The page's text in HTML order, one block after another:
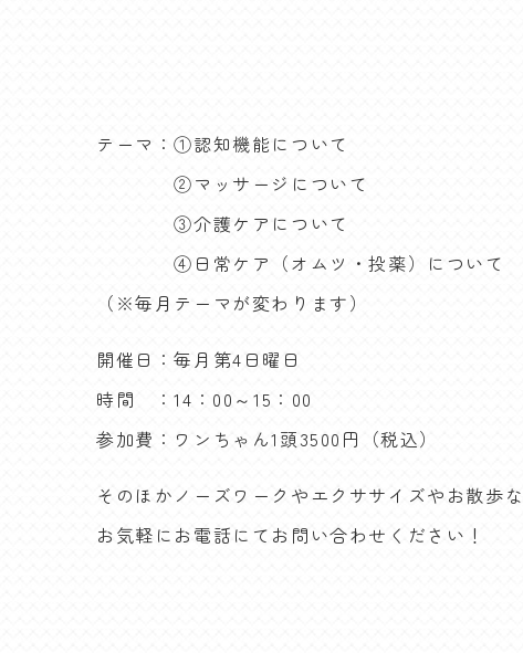
テーマ：①認知機能について
②マッサージについて
③介護ケアについて
④日常ケア（オムツ・投薬）について
（※毎月テーマが変わります）
開催日：毎月第4日曜日
時間 ：14：00～15：00
参加費：ワンちゃん1頭3500円（税込）
そのほかノーズワークやエクササイズやお散歩
お気軽にお電話にてお問い合わせください！